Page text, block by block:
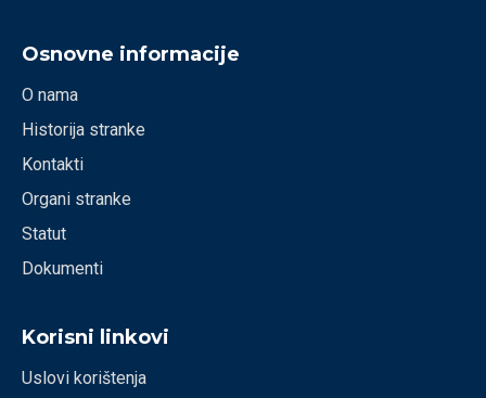
Osnovne informacije
O nama
Historija stranke
Kontakti
Organi stranke
Statut
Dokumenti
Korisni linkovi
Uslovi korištenja